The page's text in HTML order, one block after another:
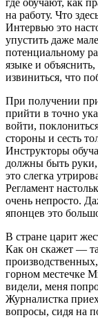
на работу. Что
Интервью это
упустить даже
потенциальному
языке и
извиниться, что
При получении
прийти в точно
войти,
стороны и сесть
Инструкторы
должны быть руки,
это слегка
Регламент
очень непросто.
японцев это
В стране царит
Как он скажет —
горном местечке
видели, меня
Журналистка
вопросы, сидя на